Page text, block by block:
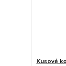
Kusové